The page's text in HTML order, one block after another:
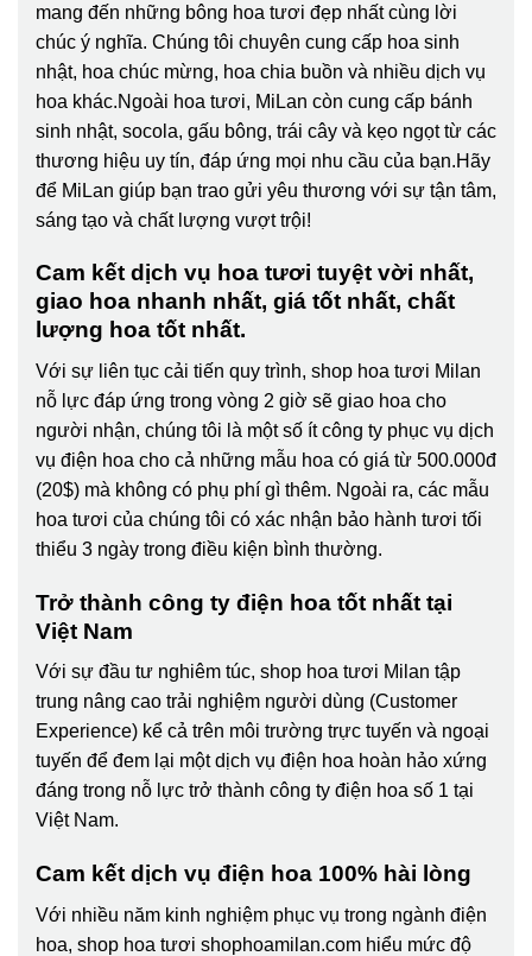
mang đến những bông hoa tươi đẹp nhất cùng lời
chúc ý nghĩa. Chúng tôi chuyên cung cấp hoa sinh
nhật, hoa chúc mừng, hoa chia buồn và nhiều dịch vụ
hoa khác.Ngoài hoa tươi, MiLan còn cung cấp bánh
sinh nhật, socola, gấu bông, trái cây và kẹo ngọt từ các
thương hiệu uy tín, đáp ứng mọi nhu cầu của bạn.Hãy
để MiLan giúp bạn trao gửi yêu thương với sự tận tâm,
sáng tạo và chất lượng vượt trội!
Cam kết dịch vụ hoa tươi tuyệt vời nhất,
giao hoa nhanh nhất, giá tốt nhất, chất
lượng hoa tốt nhất.
Với sự liên tục cải tiến quy trình, shop hoa tươi Milan
nỗ lực đáp ứng trong vòng 2 giờ sẽ giao hoa cho
người nhận, chúng tôi là một số ít công ty phục vụ dịch
vụ điện hoa cho cả những mẫu hoa có giá từ 500.000đ
(20$) mà không có phụ phí gì thêm. Ngoài ra, các mẫu
hoa tươi của chúng tôi có xác nhận bảo hành tươi tối
thiểu 3 ngày trong điều kiện bình thường.
Trở thành công ty điện hoa tốt nhất tại
Việt Nam
Với sự đầu tư nghiêm túc, shop hoa tươi Milan tập
trung nâng cao trải nghiệm người dùng (Customer
Experience) kể cả trên môi trường trực tuyến và ngoại
tuyến để đem lại một dịch vụ điện hoa hoàn hảo xứng
đáng trong nỗ lực trở thành công ty điện hoa số 1 tại
Việt Nam.
Cam kết dịch vụ điện hoa 100% hài lòng
Với nhiều năm kinh nghiệm phục vụ trong ngành điện
hoa, shop hoa tươi shophoamilan.com hiểu mức độ